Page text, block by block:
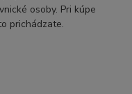
osoby. Pri kúpe
prichádzate.